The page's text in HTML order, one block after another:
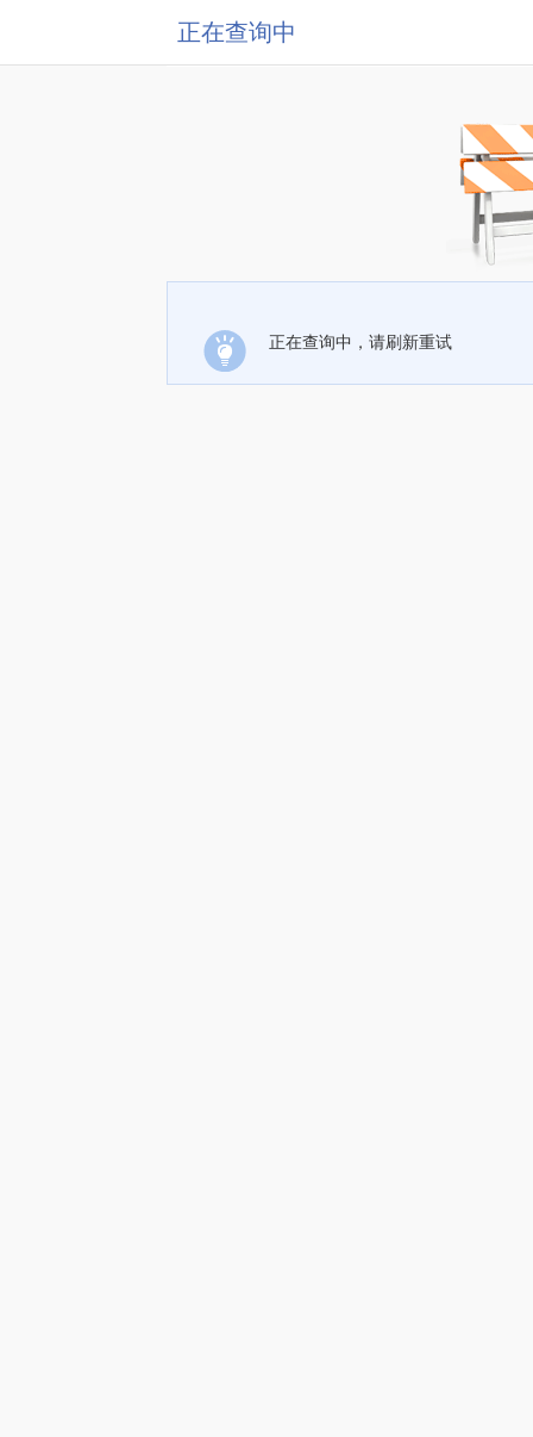
正在查询中
正在查询中，请刷新重试